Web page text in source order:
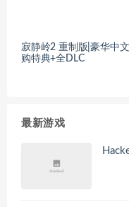
寂静岭2 重制版|豪华中
购特典+全DLC
最新游戏